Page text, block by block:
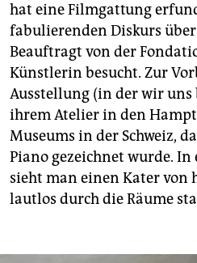
hat eine Filmgattung
fabulierenden Diskurs
Beauftragt von der
Künstlerin besucht. Zur
Ausstellung (in der wir
ihrem Atelier in den
Museums in der Schweiz,
Piano gezeichnet wurde.
sieht man einen Kater von
lautlos durch die Räume